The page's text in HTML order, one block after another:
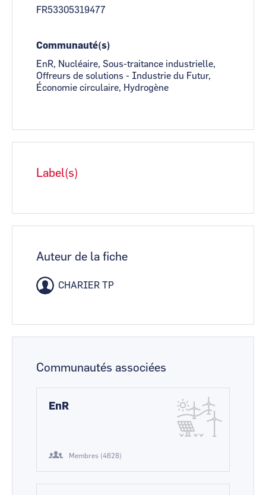
FR53305319477
Communauté(s)
EnR, Nucléaire, Sous-traitance industrielle,
Offreurs de solutions - Industrie du Futur,
Économie circulaire, Hydrogène
Label(s)
Auteur de la fiche
CHARIER TP
Communautés associées
EnR
Membres (4628)